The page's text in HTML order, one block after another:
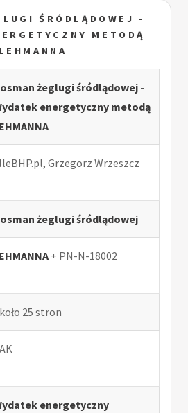
ŚRÓDLĄDOWEJ -
METODĄ
LEHMANNA
żeglugi śródlądowej -
energetyczny metodą
Grzegorz Wrzeszcz
żeglugi śródlądowej
+ PN-N-18002
25 stron
energetyczny